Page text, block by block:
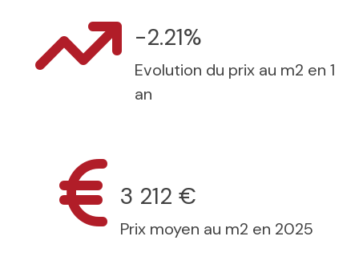
-2.21%
Evolution du prix au m2 en 1
an
3 212 €
Prix moyen au m2 en 2025